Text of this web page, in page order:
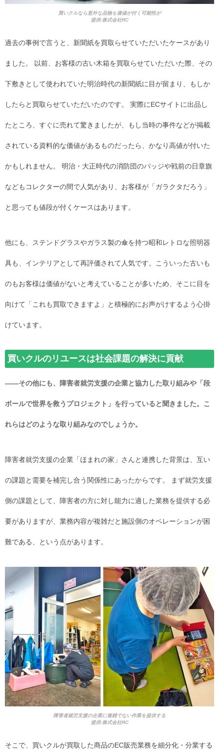
買いクルなら意外な品物も価値が付く可能性が
提供:株式会社RC
過去の事例で言うと、新聞紙を買取らせていただいたケースがあり
ました。 以前、お客様の古い木箱を買取らせていただいた際、その
下敷きとして使われていた明治時代の新聞紙に目が留まり、もしか
したらと買取らせていただいたのです。 実際にECサイトに出品し
たところ、すぐに売れて驚きましたが、もし当時の事件などが掲載
されている資料的な価値があるものだったら、かなり高値が付いた
かもしれません。 明治・大正時代の消防団のバッジや戦前の日章旗
などもコレクターの間で人気があり、お客様が「ガラクタだろう」
と思っても値段が付くケースはあります。
他にも、ステンドグラスやガラス製の傘を持つ昭和レトロな照明器
具も、インテリアとして再評価されて人気です。こういった古いも
のもお客様は価値がないと考えていることが多いため、そこに目を
向けて「これも買取できますよ」と積極的にお声がけするよう心掛
けています。
買いクルのリユースは社会課題の解決に貢献
――その他にも、障害者就労支援の企業と協力した取り組みや「段
ボールで世界を救うプロジェクト」を行っていると聞きました。こ
れらはどのような取り組みなのでしょうか。
障害者就労支援の企業「ほまれの家」さんと連携した背景は、互い
の課題と需要を補完し合う関係性にあったからです。 まず就労支援
側の課題として、障害者の方に対し能力に適した業務を提供する必
要がありますが、業務内容が複雑だと施設側のオペレーションが困
難である、という点があります。
障害者就労支援の企業に複雑でない作業を提供する
提供:株式会社RC
そこで、買いクルが買取した商品のEC販売業務を細分化・分業する